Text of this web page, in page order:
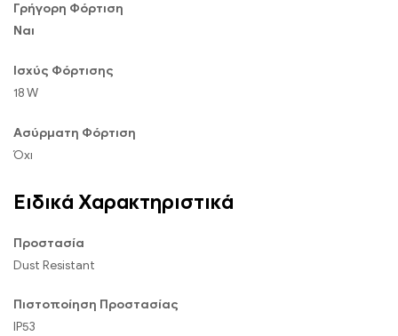
Γρήγορη Φόρτιση
Ναι
Ισχύς Φόρτισης
18 W
Ασύρματη Φόρτιση
Όχι
Ειδικά Χαρακτηριστικά
Προστασία
Dust Resistant
Πιστοποίηση Προστασίας
IP53